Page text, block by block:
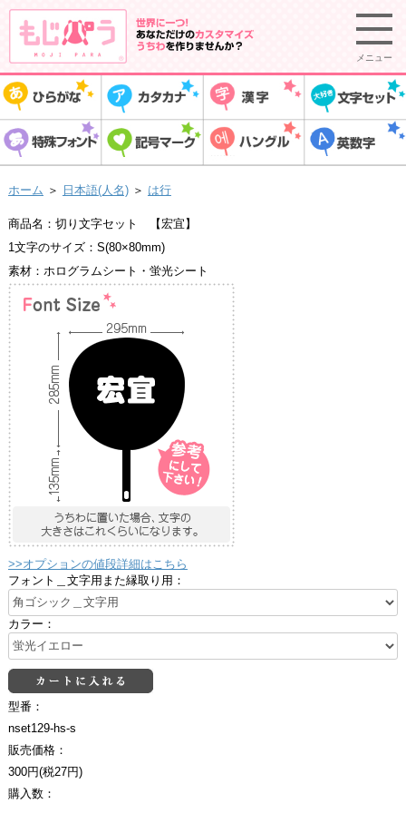
メニュー
ホーム ＞ 日本語(人名) ＞ は行
商品名：切り文字セット 【宏宜】
1文字のサイズ：S(80×80mm)
素材：ホログラムシート・蛍光シート
>>オプションの値段詳細はこちら
フォント＿文字用また縁取り用：
カラー：
型番：
nset129-hs-s
販売価格：
300円(税27円)
購入数：